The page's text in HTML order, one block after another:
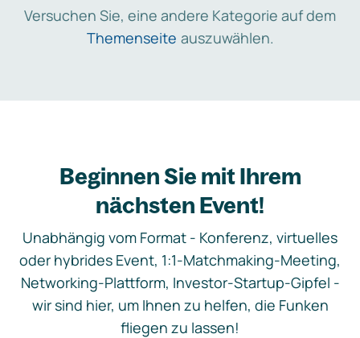
Versuchen Sie, eine andere Kategorie auf dem
Themenseite auszuwählen.
Beginnen Sie mit Ihrem
nächsten Event!
Unabhängig vom Format - Konferenz, virtuelles
oder hybrides Event, 1:1-Matchmaking-Meeting,
Networking-Plattform, Investor-Startup-Gipfel -
wir sind hier, um Ihnen zu helfen, die Funken
fliegen zu lassen!